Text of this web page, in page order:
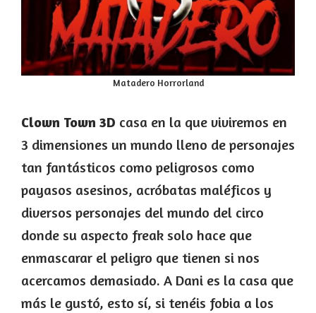
Matadero Horrorland
Clown Town 3D casa en la que viviremos en
3 dimensiones un mundo lleno de personajes
tan fantásticos como peligrosos como
payasos asesinos, acróbatas maléficos y
diversos personajes del mundo del circo
donde su aspecto freak solo hace que
enmascarar el peligro que tienen si nos
acercamos demasiado. A Dani es la casa que
más le gustó, esto sí, si tenéis fobia a los